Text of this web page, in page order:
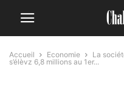
Accueil Economie
La
s’élèvz 6,8 millions au 1er...